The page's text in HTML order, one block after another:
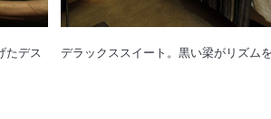
たデス
デラックススイート。黒い梁がリズム